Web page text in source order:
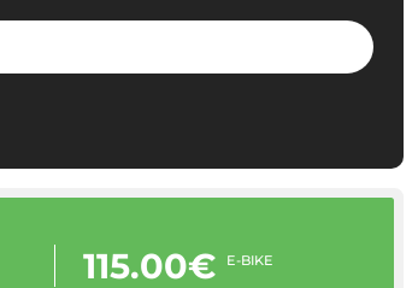
115.00€ E-BIKE